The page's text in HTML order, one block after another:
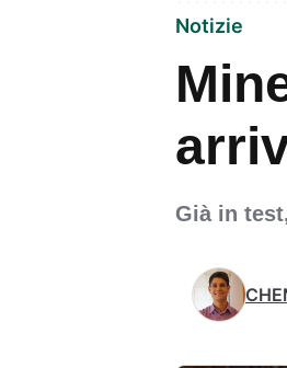
Notizie
Già in